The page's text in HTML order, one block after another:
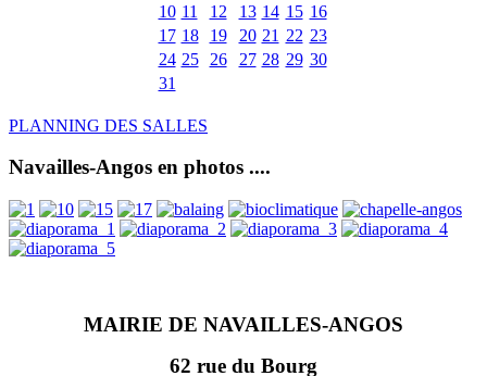
10 11 12 13 14 15 16
17 18 19 20 21 22 23
24 25 26 27 28 29 30
31
PLANNING DES SALLES
Navailles-Angos en photos ....
MAIRIE DE NAVAILLES-ANGOS
62 rue du Bourg